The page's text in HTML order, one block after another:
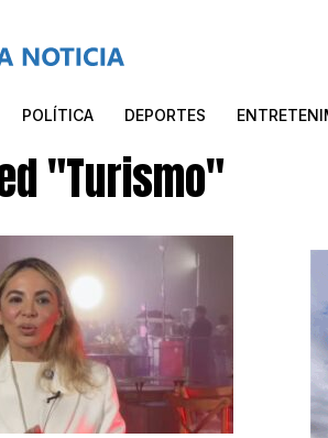
POLÍTICA DEPORTES
"Turismo"